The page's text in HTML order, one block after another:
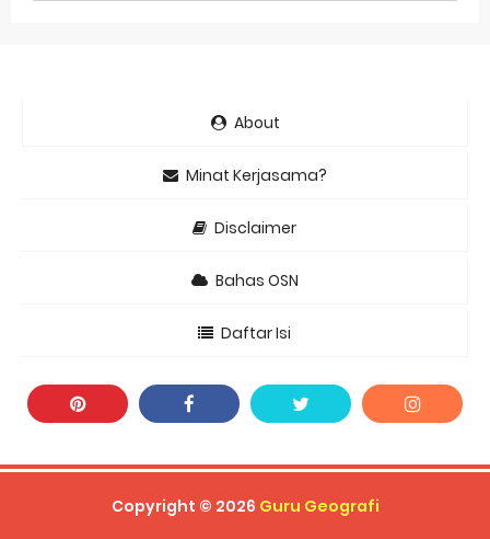
About
Minat Kerjasama?
Disclaimer
Bahas OSN
Daftar Isi
Copyright © 2026 Guru Geografi